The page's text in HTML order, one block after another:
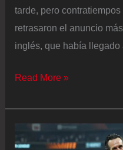
tarde, pero
retrasaron el anuncio
inglés, que había
El
hace
oficial
el
Read More »